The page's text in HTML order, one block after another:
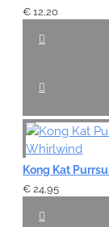
€ 12,20
€ 24,95